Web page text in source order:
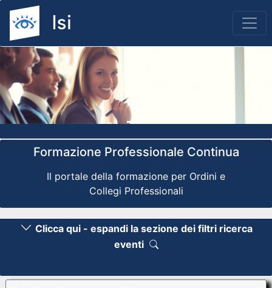
Previous
Formazione Professionale Continua
Il portale della formazione per Ordini e
Collegi Professionali
Clicca qui - espandi la sezione dei filtri ricerca
eventi